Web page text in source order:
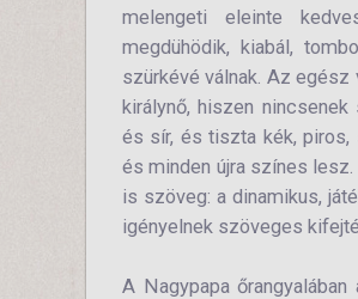
melengeti eleinte
megdühödik, kiabál,
szürkévé válnak. Az
királynő, hiszen
és sír, és tiszta kék, piros,
és minden újra színes
is szöveg: a dinamikus,
igényelnek szöveges
A Nagypapa